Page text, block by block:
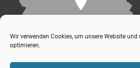
Wir verwenden Cookies, um unsere Website und
optimieren.